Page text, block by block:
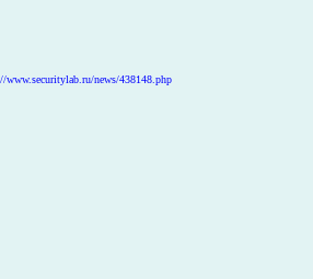
www.securitylab.ru/news/438148.php